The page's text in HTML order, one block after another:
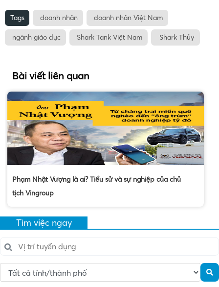
Tags doanh nhân doanh nhân Việt Nam
ngành giáo dục Shark Tank Việt Nam Shark Thủy
Bài viết liên quan
Phạm Nhật Vượng là ai? Tiểu sử và sự nghiệp của chủ
tịch Vingroup
Tìm việc ngay